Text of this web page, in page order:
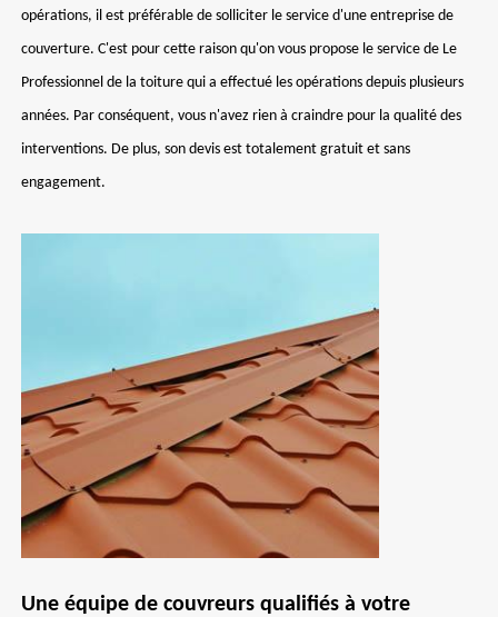
opérations, il est préférable de solliciter le service d'une entreprise de
couverture. C'est pour cette raison qu'on vous propose le service de Le
Professionnel de la toiture qui a effectué les opérations depuis plusieurs
années. Par conséquent, vous n'avez rien à craindre pour la qualité des
interventions. De plus, son devis est totalement gratuit et sans
engagement.
Une équipe de couvreurs qualifiés à votre